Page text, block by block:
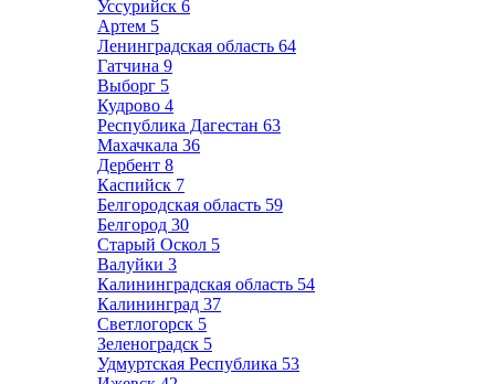
Уссурийск 6
Артем 5
Ленинградская область 64
Гатчина 9
Выборг 5
Кудрово 4
Республика Дагестан 63
Махачкала 36
Дербент 8
Каспийск 7
Белгородская область 59
Белгород 30
Старый Оскол 5
Валуйки 3
Калининградская область 54
Калининград 37
Светлогорск 5
Зеленоградск 5
Удмуртская Республика 53